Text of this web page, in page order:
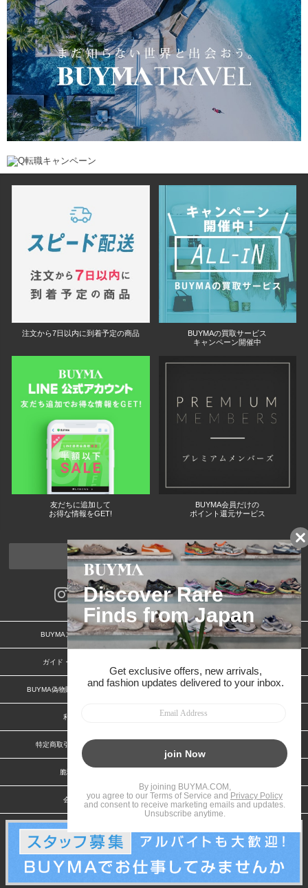
注文から7日以内に到着予定の商品
BUYMAの買取サービス
キャンペーン開催中
友だちに追加して
お得な情報をGET!
BUYMA会員だけの
ポイント還元サービス
ページトップへ
BUYMAスタートガイド 安心への取り組み
ガイド・お問い合わせ
BUYMA偽物販売防止の取り組み BUYMA CARD
利用規約
特定商取引法に関する表記
脆弱性報告
会社案内 スタッフ募集